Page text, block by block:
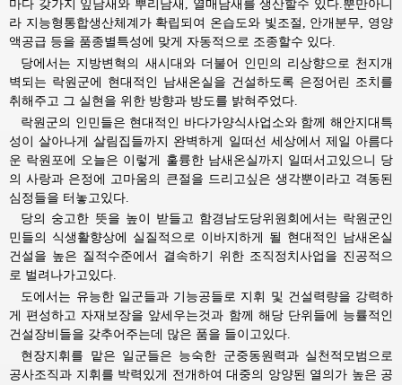
마다 갖가지 잎남새와 뿌리남새, 열매남새를 생산할수 있다.뿐만아니
라 지능형통합생산체계가 확립되여 온습도와 빛조절, 안개분무, 영양
액공급 등을 품종별특성에 맞게 자동적으로 조종할수 있다.
당에서는 지방변혁의 새시대와 더불어 인민의 리상향으로 천지개
벽되는 락원군에 현대적인 남새온실을 건설하도록 은정어린 조치를
취해주고 그 실현을 위한 방향과 방도를 밝혀주었다.
락원군의 인민들은 현대적인 바다가양식사업소와 함께 해안지대특
성이 살아나게 살림집들까지 완벽하게 일떠선 세상에서 제일 아름다
운 락원포에 오늘은 이렇게 훌륭한 남새온실까지 일떠서고있으니 당
의 사랑과 은정에 고마움의 큰절을 드리고싶은 생각뿐이라고 격동된
심정들을 터놓고있다.
당의 숭고한 뜻을 높이 받들고 함경남도당위원회에서는 락원군인
민들의 식생활향상에 실질적으로 이바지하게 될 현대적인 남새온실
건설을 높은 질적수준에서 결속하기 위한 조직정치사업을 진공적으
로 벌려나가고있다.
도에서는 유능한 일군들과 기능공들로 지휘 및 건설력량을 강력하
게 편성하고 자재보장을 앞세우는것과 함께 해당 단위들에 능률적인
건설장비들을 갖추어주는데 많은 품을 들이고있다.
현장지휘를 맡은 일군들은 능숙한 군중동원력과 실천적모범으로
공사조직과 지휘를 박력있게 전개하여 대중의 앙양된 열의가 높은 공